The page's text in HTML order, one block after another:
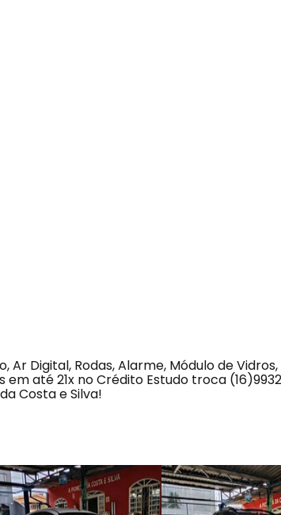
Ar Digital, Rodas, Alarme, Módulo de
em até 21x no Crédito Estudo troca
Costa e Silva!